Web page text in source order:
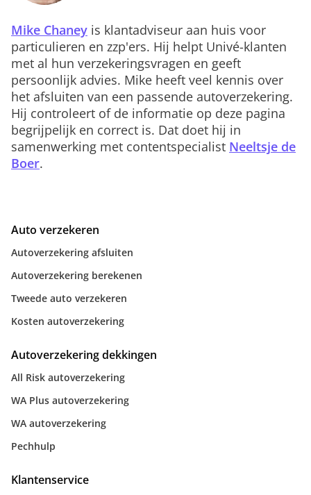
Mike Chaney is klantadviseur aan huis voor
particulieren en zzp'ers. Hij helpt Univé-klanten
met al hun verzekeringsvragen en geeft
persoonlijk advies. Mike heeft veel kennis over
het afsluiten van een passende autoverzekering.
Hij controleert of de informatie op deze pagina
begrijpelijk en correct is. Dat doet hij in
samenwerking met contentspecialist Neeltsje de
Boer.
Auto verzekeren
Autoverzekering afsluiten
Autoverzekering berekenen
Tweede auto verzekeren
Kosten autoverzekering
Autoverzekering dekkingen
All Risk autoverzekering
WA Plus autoverzekering
WA autoverzekering
Pechhulp
Klantenservice